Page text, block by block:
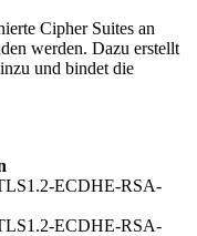
Cipher Suites an
werden. Dazu erstellt
und bindet die
ECDHE-RSA-
ECDHE-RSA-